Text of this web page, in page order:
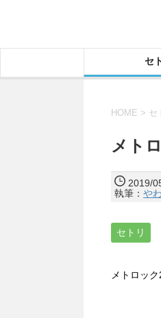
セ
HOME > セ
メト
2019/
執筆： や
セトリ
メトロッ